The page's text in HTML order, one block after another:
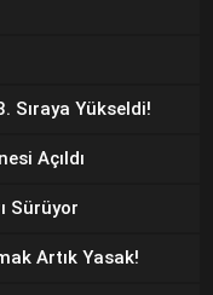
Sıraya Yükseldi!
Açıldı
Sürüyor
Artık Yasak!